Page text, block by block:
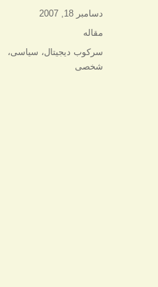
ارسال
شده
دسامبر 18, 2007
دسته‌ها
مقاله
برچسب‌ها
سرکوب دیجیتال، سیاسی،
شخصی